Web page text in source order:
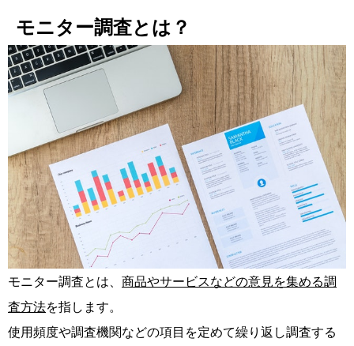
モニター調査とは？
モニター調査とは、 商品やサービスなどの意見を集める調
査方法を指します。
使用頻度や調査機関などの項目を定めて繰り返し調査する